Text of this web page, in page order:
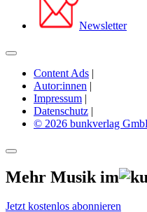
Newsletter
Content Ads |
Autor:innen |
Impressum |
Datenschutz |
© 2026 bunkverlag
Mehr Musik im
Jetzt kostenlos abonnieren